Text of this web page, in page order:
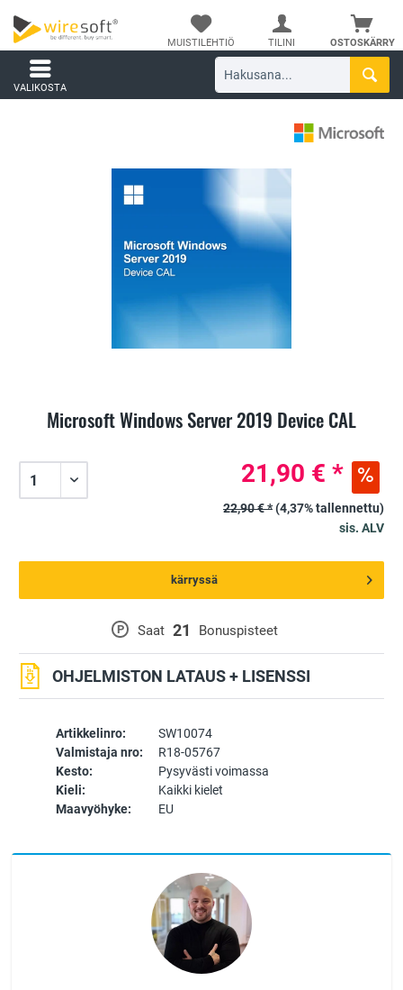
OSTOSKÄRRY
MUISTILEHTIÖ TILINI
VALIKOSTA
Microsoft Windows Server 2019 Device CAL
Artikkelinro:
SW10074
Valmistaja nro:
R18-05767
Kesto:
Pysyvästi voimassa
Kieli:
Kaikki kielet
Maavyöhyke:
EU
P Saat 21 Bonuspisteet
OHJELMISTON LATAUS + LISENSSI
21,90 € *
22,90 € *(4,37% tallennettu)
sis. ALV
kärryssä